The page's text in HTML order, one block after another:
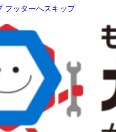
フッターへスキップ